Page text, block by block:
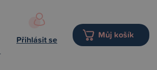
Přihlásit se Můj košík